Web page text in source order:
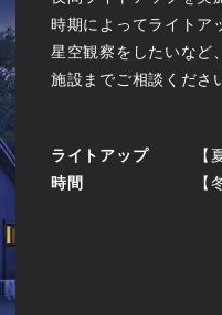
時期によってライトア
星空観察をしたいなど
施設までご相談くださ
ライトアップ
時間
【
【